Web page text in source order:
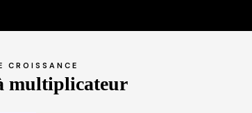
CROISSANCE
multiplicateur